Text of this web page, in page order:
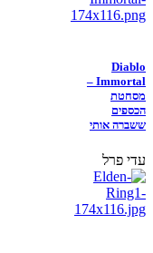
Diablo
Immortal –
מסחטת
הכספים
ששברה אותי
עדי פרל